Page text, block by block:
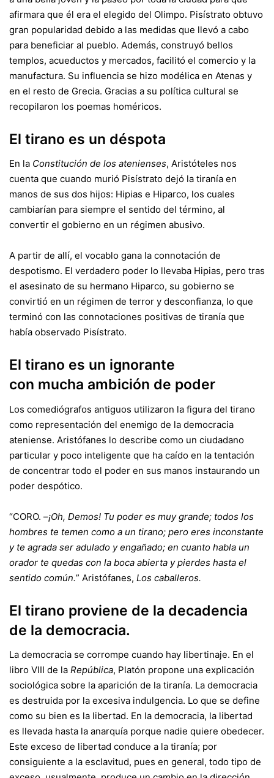
afirmara que él era el elegido del Olimpo. Pisístrato obtuvo
gran popularidad debido a las medidas que llevó a cabo
para beneficiar al pueblo. Además, construyó bellos
templos, acueductos y mercados, facilitó el comercio y la
manufactura. Su influencia se hizo modélica en Atenas y
en el resto de Grecia. Gracias a su política cultural se
recopilaron los poemas homéricos.
El tirano es un déspota
En la Constitución de los atenienses, Aristóteles nos
cuenta que cuando murió Pisístrato dejó la tiranía en
manos de sus dos hijos: Hipias e Hiparco, los cuales
cambiarían para siempre el sentido del término, al
convertir el gobierno en un régimen abusivo.
A partir de allí, el vocablo gana la connotación de
despotismo. El verdadero poder lo llevaba Hipias, pero tras
el asesinato de su hermano Hiparco, su gobierno se
convirtió en un régimen de terror y desconfianza, lo que
terminó con las connotaciones positivas de tiranía que
había observado Pisístrato.
El tirano es un ignorante
con mucha ambición de poder
Los comediógrafos antiguos utilizaron la figura del tirano
como representación del enemigo de la democracia
ateniense. Aristófanes lo describe como un ciudadano
particular y poco inteligente que ha caído en la tentación
de concentrar todo el poder en sus manos instaurando un
poder despótico.
“CORO. –¡Oh, Demos! Tu poder es muy grande; todos los
hombres te temen como a un tirano; pero eres inconstante
y te agrada ser adulado y engañado; en cuanto habla un
orador te quedas con la boca abierta y pierdes hasta el
sentido común.” Aristófanes, Los caballeros.
El tirano proviene de la decadencia
de la democracia.
La democracia se corrompe cuando hay libertinaje. En el
libro VIII de la República, Platón propone una explicación
sociológica sobre la aparición de la tiranía. La democracia
es destruida por la excesiva indulgencia. Lo que se define
como su bien es la libertad. En la democracia, la libertad
es llevada hasta la anarquía porque nadie quiere obedecer.
Este exceso de libertad conduce a la tiranía; por
consiguiente a la esclavitud, pues en general, todo tipo de